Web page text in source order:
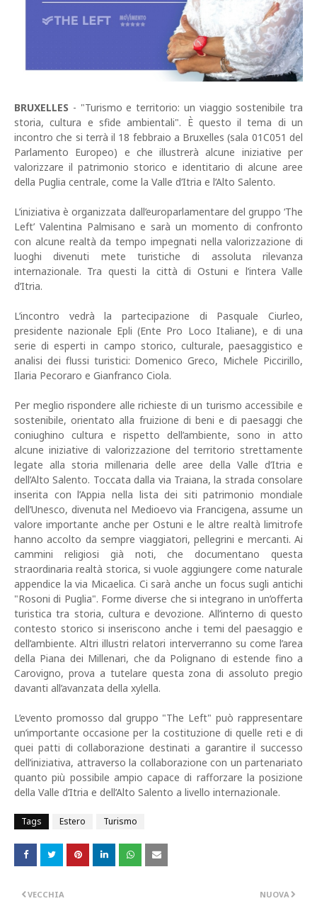
BRUXELLES - "Turismo e territorio: un viaggio sostenibile tra
storia, cultura e sfide ambientali". È questo il tema di un
incontro che si terrà il 18 febbraio a Bruxelles (sala 01C051 del
Parlamento Europeo) e che illustrerà alcune iniziative per
valorizzare il patrimonio storico e identitario di alcune aree
della Puglia centrale, come la Valle d’Itria e l’Alto Salento.
L’iniziativa è organizzata dall’europarlamentare del gruppo ‘The
Left’ Valentina Palmisano e sarà un momento di confronto
con alcune realtà da tempo impegnati nella valorizzazione di
luoghi divenuti mete turistiche di assoluta rilevanza
internazionale. Tra questi la città di Ostuni e l’intera Valle
d’Itria.
L’incontro vedrà la partecipazione di Pasquale Ciurleo,
presidente nazionale Epli (Ente Pro Loco Italiane), e di una
serie di esperti in campo storico, culturale, paesaggistico e
analisi dei flussi turistici: Domenico Greco, Michele Piccirillo,
Ilaria Pecoraro e Gianfranco Ciola.
Per meglio rispondere alle richieste di un turismo accessibile e
sostenibile, orientato alla fruizione di beni e di paesaggi che
coniughino cultura e rispetto dell’ambiente, sono in atto
alcune iniziative di valorizzazione del territorio strettamente
legate alla storia millenaria delle aree della Valle d’Itria e
dell’Alto Salento. Toccata dalla via Traiana, la strada consolare
inserita con l’Appia nella lista dei siti patrimonio mondiale
dell’Unesco, divenuta nel Medioevo via Francigena, assume un
valore importante anche per Ostuni e le altre realtà limitrofe
hanno accolto da sempre viaggiatori, pellegrini e mercanti. Ai
cammini religiosi già noti, che documentano questa
straordinaria realtà storica, si vuole aggiungere come naturale
appendice la via Micaelica. Ci sarà anche un focus sugli antichi
"Rosoni di Puglia". Forme diverse che si integrano in un’offerta
turistica tra storia, cultura e devozione. All’interno di questo
contesto storico si inseriscono anche i temi del paesaggio e
dell’ambiente. Altri illustri relatori interverranno su come l’area
della Piana dei Millenari, che da Polignano di estende fino a
Carovigno, prova a tutelare questa zona di assoluto pregio
davanti all’avanzata della xylella.
L’evento promosso dal gruppo "The Left" può rappresentare
un’importante occasione per la costituzione di quelle reti e di
quei patti di collaborazione destinati a garantire il successo
dell’iniziativa, attraverso la collaborazione con un partenariato
quanto più possibile ampio capace di rafforzare la posizione
della Valle d’Itria e dell’Alto Salento a livello internazionale.
Tags Estero Turismo
NUOVA
VECCHIA